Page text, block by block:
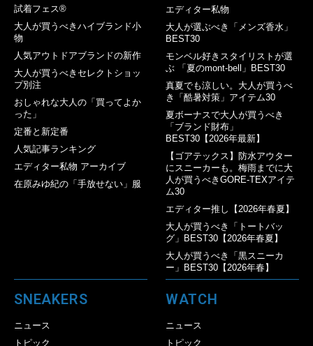
試着フェス®︎
大人が買うべきハイブランド小
物
人気アウトドアブランドの新作
大人が買うべきセレクトショッ
プ別注
おしゃれな大人の「買ってよか
った」
定番と新定番
人気記事ランキング
エディター私物 アーカイブ
在原みゆ紀の「手放せない」服
エディター私物
大人が選ぶべき「メンズ香水」
BEST30
モンベル好きスタイリストが選
ぶ 「夏のmont-bell」BEST30
真夏でも涼しい。大人が買うべ
き「酷暑対策」アイテム30
夏ボーナスで大人が買うべき
「ブランド財布」
BEST30【2026年最新】
【ゴアテックス】防水アウター
にスニーカーも。梅雨までに大
人が買うべきGORE-TEXアイテ
ム30
エディター推し【2026年春夏】
大人が買うべき「トートバッ
グ」BEST30【2026年春夏】
大人が買うべき「黒スニーカ
ー」BEST30【2026年春】
SNEAKERS
ニュース
トピック
WATCH
ニュース
トピック